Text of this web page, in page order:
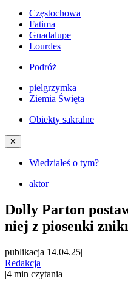
Częstochowa
Fatima
Guadalupe
Lourdes
Podróż
pielgrzymka
Ziemia Święta
Obiekty sakralne
✕
Wiedziałeś o tym?
aktor
Dolly Parton
niej z piosenki
publikacja 14.04.25|
Redakcja
|4 min czytania